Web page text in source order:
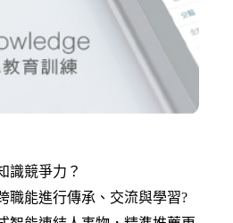
識競爭力？
職能進行傳承、交流與學習?